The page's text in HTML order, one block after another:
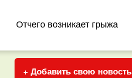
Отчего возникает грыжа
+ Добавить свою новость